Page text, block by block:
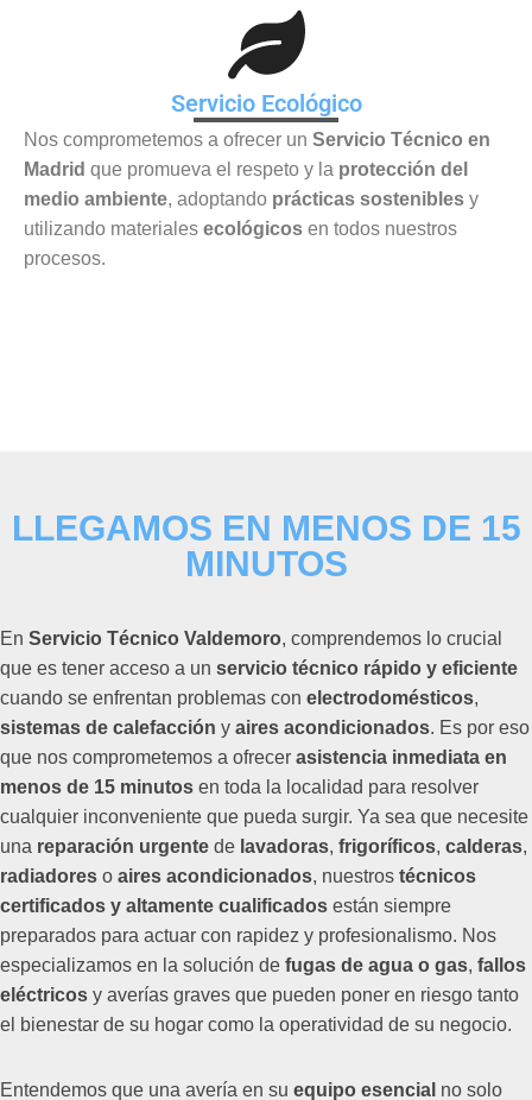
Servicio Ecológico
Nos comprometemos a ofrecer un Servicio Técnico en
Madrid que promueva el respeto y la protección del
medio ambiente, adoptando prácticas sostenibles y
utilizando materiales ecológicos en todos nuestros
procesos.
LLEGAMOS EN MENOS DE 15
MINUTOS
En Servicio Técnico Valdemoro, comprendemos lo crucial
que es tener acceso a un servicio técnico rápido y eficiente
cuando se enfrentan problemas con electrodomésticos,
sistemas de calefacción y aires acondicionados. Es por eso
que nos comprometemos a ofrecer asistencia inmediata en
menos de 15 minutos en toda la localidad para resolver
cualquier inconveniente que pueda surgir. Ya sea que necesite
una reparación urgente de lavadoras, frigoríficos, calderas,
radiadores o aires acondicionados, nuestros técnicos
certificados y altamente cualificados están siempre
preparados para actuar con rapidez y profesionalismo. Nos
especializamos en la solución de fugas de agua o gas, fallos
eléctricos y averías graves que pueden poner en riesgo tanto
el bienestar de su hogar como la operatividad de su negocio.
Entendemos que una avería en su equipo esencial no solo